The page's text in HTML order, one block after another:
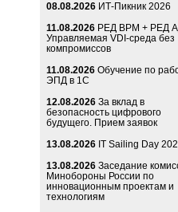
08.08.2026 ИТ-Пикник 2026
11.08.2026 РЕД ВРМ + РЕД
Управляемая VDI-среда без
компромиссов
11.08.2026 Обучение по
ЭПД в 1С
12.08.2026 За вклад в
безопасность цифрового
будущего. Прием заявок
13.08.2026 IT Sailing Day
13.08.2026 Заседание
Минобороны России по
инновационным проектам и
технологиям